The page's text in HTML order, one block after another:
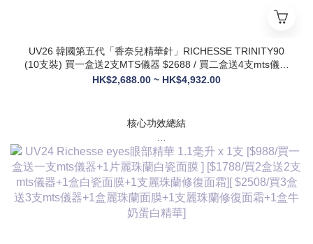
UV26 韓國第五代「香奈兒精華針」RICHESSE TRINITY90
(10支裝) 買一盒送2支MTS儀器 $2688 / 買二盒送4支mts儀器
+1盒麗珠蘭面膜+1支麗珠蘭修復面霜 $3288
HK$2,688.00 ~ HK$4,932.00
核心功效總結
✅ 膠原新生：促進膠原蛋白合成，改善皮膚自然代謝，淡化皺
紋、緊致輪廓
✅ 修護煥膚：改善痤瘡疤痕、色素沈著，修復受損肌膚屏障
✅ 營養供給：為皮膚提供全方位營養，增強彈性與光澤感
✅ 水潤亮白：深層補水鎖水，提亮膚色，讓肌膚通透飽滿
✅ 抗衰維穩：調節皮膚狀態，改善敏感與暗沈，維持健康年輕